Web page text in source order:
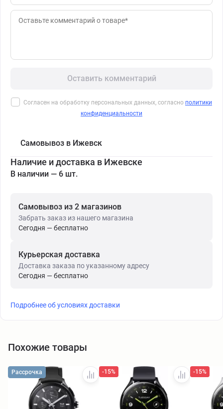
Оставить комментарий
Согласен на обработку персональных данных, согласно политики
конфиденциальности
Самовывоз в Ижевск
Наличие и доставка в Ижевске
В наличии — 6 шт.
Самовывоз из 2 магазинов
Забрать заказ из нашего магазина
Сегодня — бесплатно
Курьерская доставка
Доставка заказа по указанному адресу
Сегодня — бесплатно
Подробнее об условиях доставки
Похожие товары
Рассрочка -15% -15%